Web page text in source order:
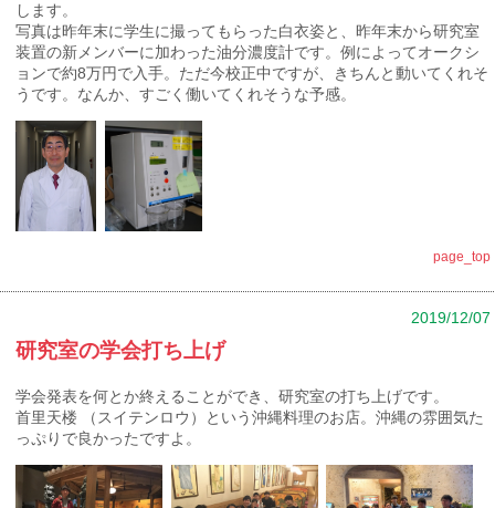
します。
写真は昨年末に学生に撮ってもらった白衣姿と、昨年末から研究室
装置の新メンバーに加わった油分濃度計です。例によってオークシ
ョンで約8万円で入手。ただ今校正中ですが、きちんと動いてくれそ
うです。なんか、すごく働いてくれそうな予感。
page_top
2019/12/07
研究室の学会打ち上げ
学会発表を何とか終えることができ、研究室の打ち上げです。
首里天楼 （スイテンロウ）という沖縄料理のお店。沖縄の雰囲気た
っぷりで良かったですよ。